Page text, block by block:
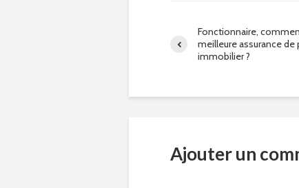
Fonctionnaire,
meilleure assurance de
immobilier ?
Ajouter un